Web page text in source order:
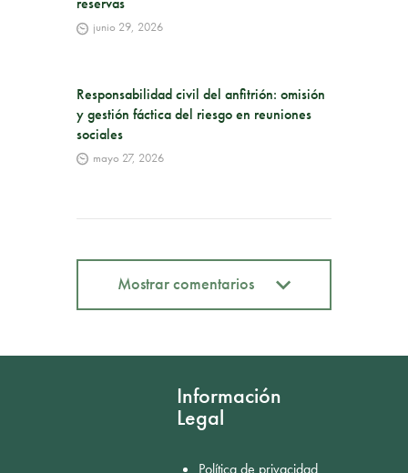
junio 29, 2026
Responsabilidad civil del anfitrión: omisión
y gestión fáctica del riesgo en reuniones
sociales
mayo 27, 2026
Mostrar comentarios
Información
Legal
Política de privacidad